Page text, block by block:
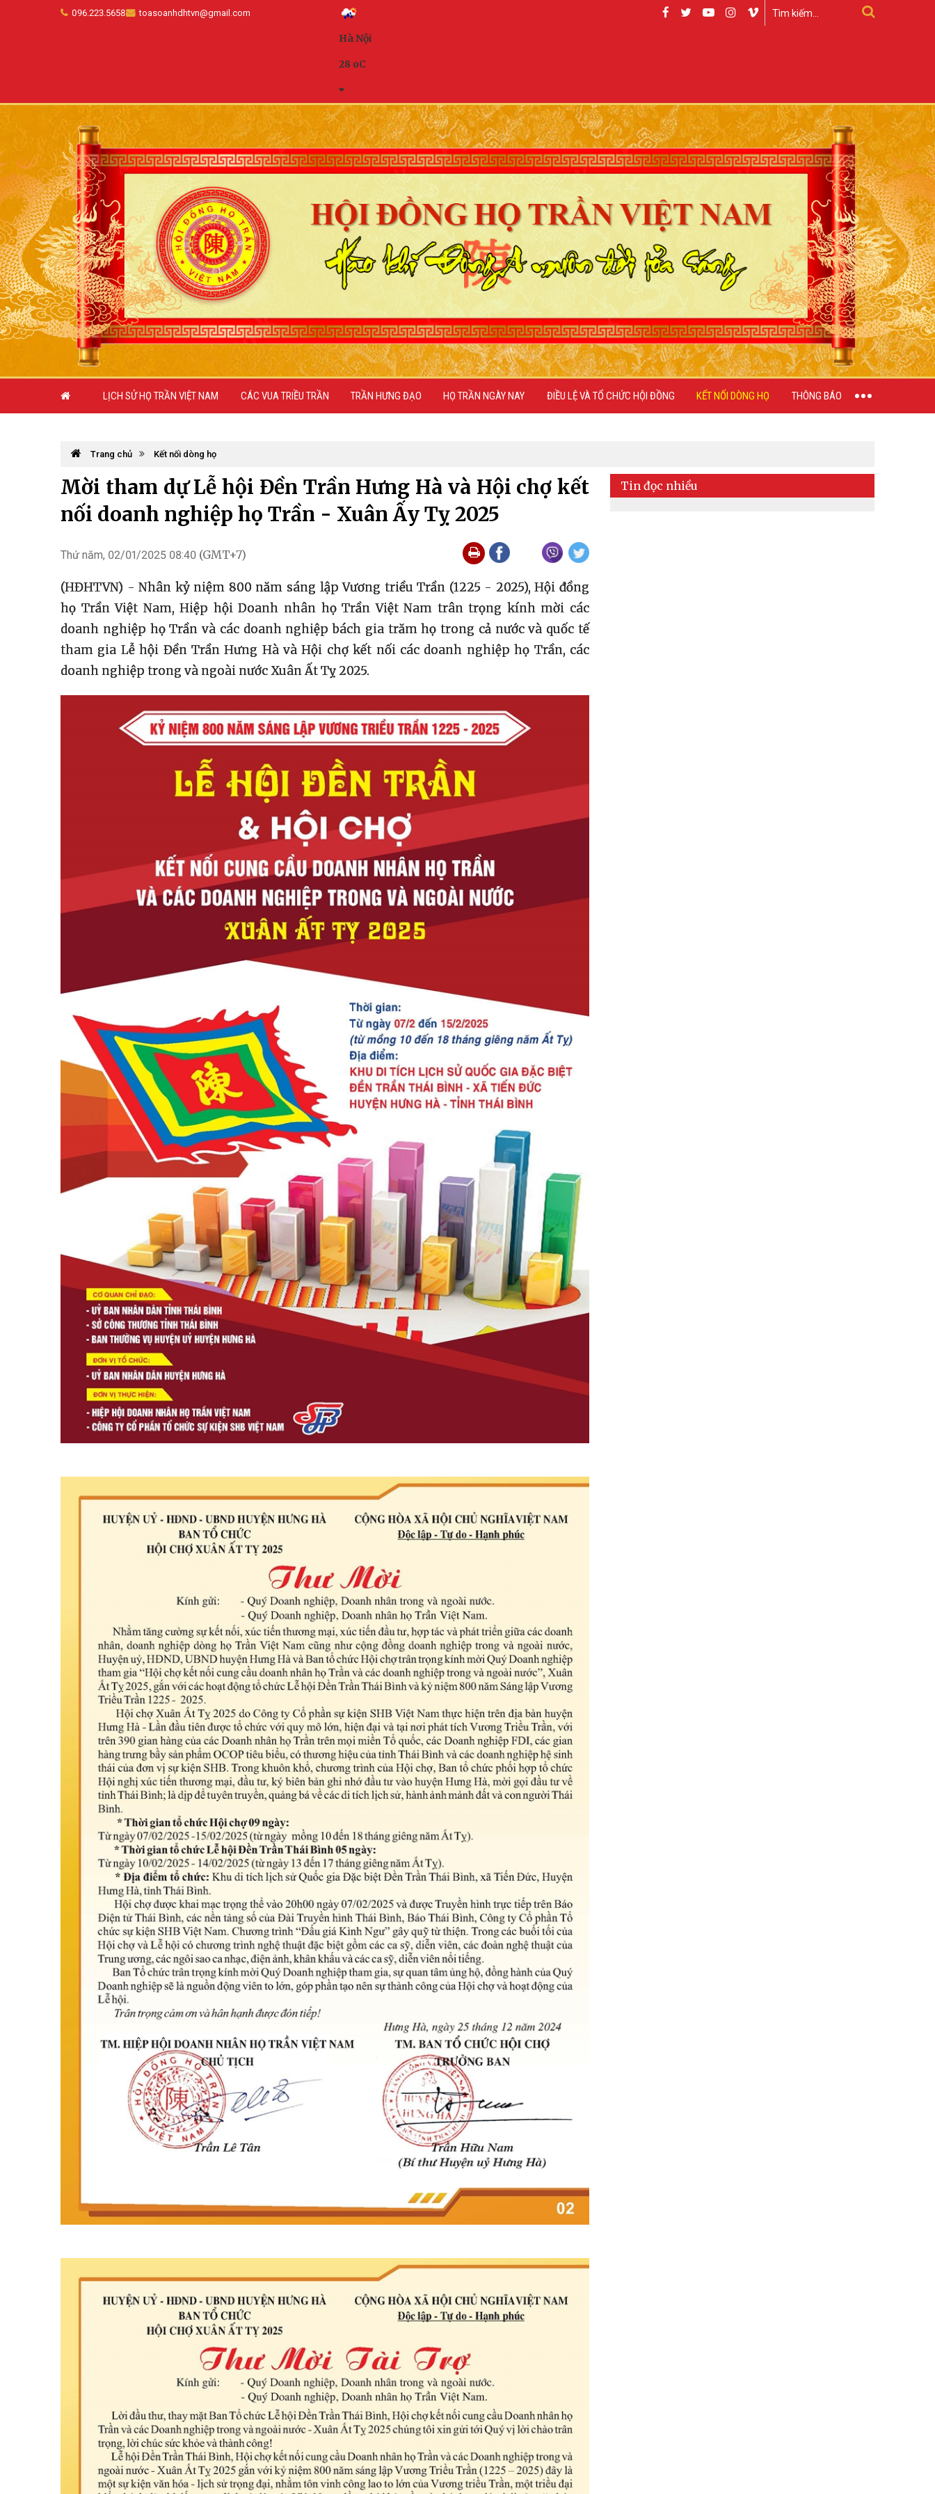
096.223.5658 toasoanhdhtvn@gmail.com
Hà Nội
28 oC
LỊCH SỬ HỌ TRẦN VIỆT NAM CÁC VUA TRIỀU TRẦN TRẦN HƯNG ĐẠO HỌ TRẦN NGÀY NAY ĐIỀU LỆ VÀ TỔ CHỨC HỘI ĐỒNG KẾT NỐI DÒNG HỌ THÔNG BÁO
Trang chủ Kết nối dòng họ
Mời tham dự Lễ hội Đền Trần Hưng Hà và Hội chợ kết
nối doanh nghiệp họ Trần - Xuân Ấy Tỵ 2025
Thứ năm, 02/01/2025 08:40 (GMT+7)
(HĐHTVN) - Nhân kỷ niệm 800 năm sáng lập Vương triều Trần (1225 - 2025), Hội đồng
họ Trần Việt Nam, Hiệp hội Doanh nhân họ Trần Việt Nam trân trọng kính mời các
doanh nghiệp họ Trần và các doanh nghiệp bách gia trăm họ trong cả nước và quốc tế
tham gia Lễ hội Đền Trần Hưng Hà và Hội chợ kết nối các doanh nghiệp họ Trần, các
doanh nghiệp trong và ngoài nước Xuân Ất Tỵ 2025.
Tin đọc nhiều